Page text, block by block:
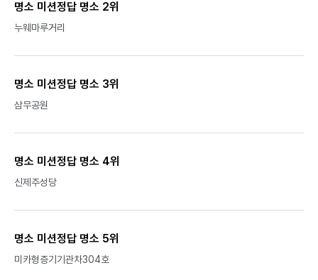
명소 미션정답 명소 2위
누웨마루거리
명소 미션정답 명소 3위
삼무공원
명소 미션정답 명소 4위
신제주성당
명소 미션정답 명소 5위
미카형증기기관차304호